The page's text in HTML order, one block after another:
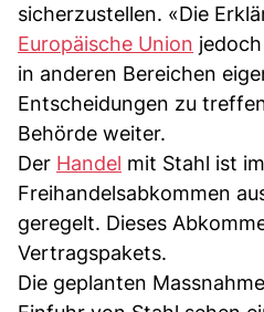
sicherzustellen. «Die
Europäische Union
in anderen Bereichen
Entscheidungen zu
Behörde weiter.
Der Handel mit Stahl ist
Freihandelsabkommen
geregelt. Dieses
Vertragspakets.
Die geplanten